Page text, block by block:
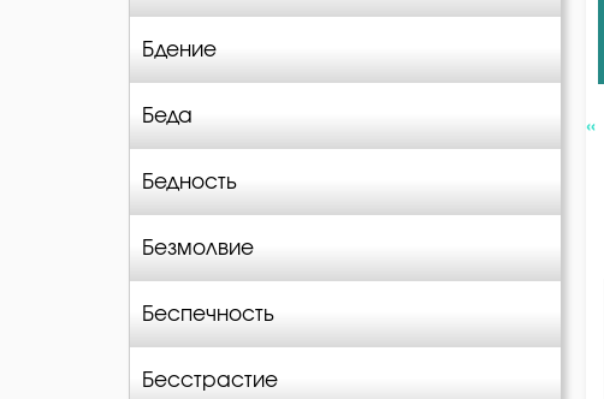
Бдение
Беда
Бедность
Безмолвие
Беспечность
Бесстрастие
«